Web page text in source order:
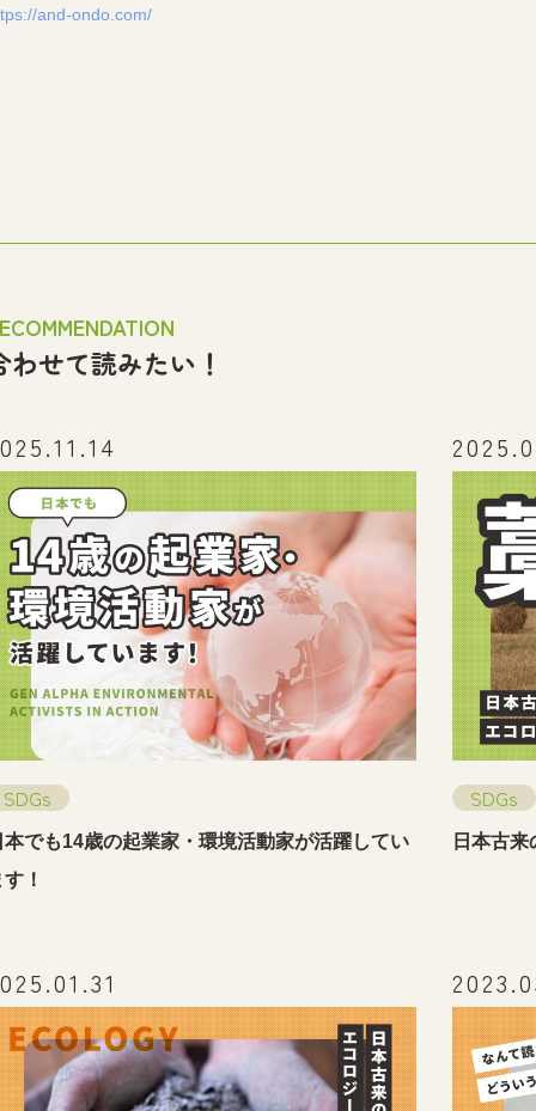
and-ondo.com/
わせて読みたい！
SDGs
本でも14歳の起業家・環境活動家が活躍してい
！
SDGs
日本古